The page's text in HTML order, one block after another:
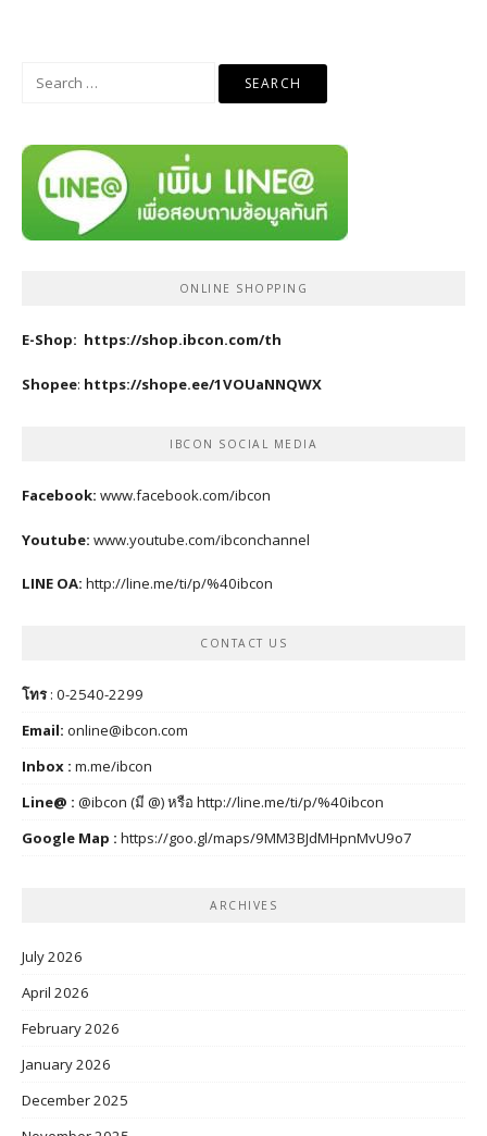
Search
ONLINE SHOPPING
E-Shop: https://shop.ibcon.com/th
Shopee: https://shope.ee/1VOUaNNQWX
IBCON SOCIAL MEDIA
Facebook: www.facebook.com/ibcon
Youtube: www.youtube.com/ibconchannel
LINE OA: http://line.me/ti/p/%40ibcon
CONTACT US
โทร: 0-2540-2299
Email: online@ibcon.com
Inbox : m.me/ibcon
Line@ : @ibcon (มี @) หรือ http://line.me/ti/p/%40ibcon
Google Map : https://goo.gl/maps/9MM3BJdMHpnMvU9o7
ARCHIVES
July 2026
April 2026
February 2026
January 2026
December 2025